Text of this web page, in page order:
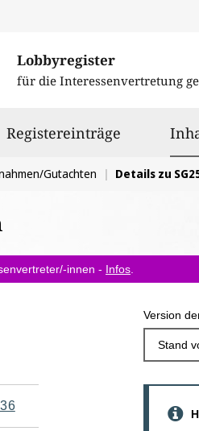
Lobbyregister
für die Interessenvertretung
Registereinträge
Gutachten Details zu
innen - Infos
Version